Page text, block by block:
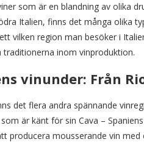
som är en blandning av olika
Italien, finns det många olika
vilken region man besöker i
inom vinproduktion.
vinunder: Från
det flera andra spännande
är känt för sin Cava –
producera mousserande vin